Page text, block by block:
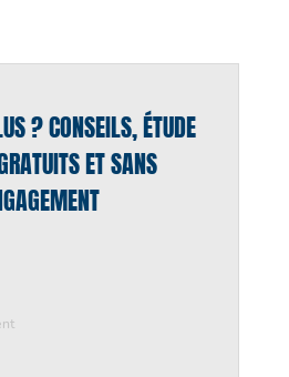
? CONSEILS, ÉTUDE
ET SANS